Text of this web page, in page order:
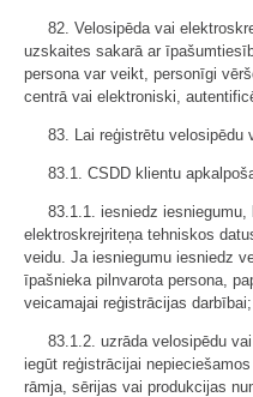
82. Velosipēda vai
uzskaites sakarā ar
persona var veikt, personīgi
centrā vai elektroniski,
83. Lai reģistrētu velosipēdu
83.1. CSDD klientu
83.1.1. iesniedz iesniegumu,
elektroskrejriteņa tehniskos
veidu. Ja iesniegumu iesniedz
īpašnieka pilnvarota persona,
veicamajai reģistrācijas darbībai;
83.1.2. uzrāda velosipēdu
iegūt reģistrācijai
rāmja, sērijas vai produkcijas